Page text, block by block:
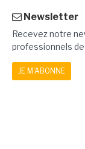
Newsletter
Recevez notre
professionnels de
JE M'ABONNE